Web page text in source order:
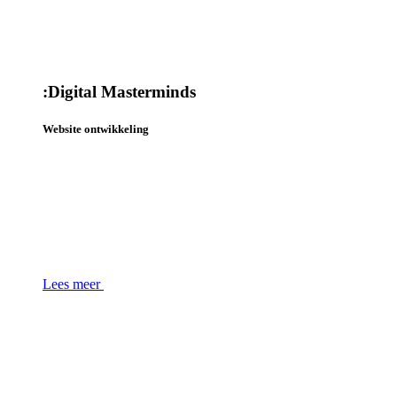
:Digital Masterminds
Website ontwikkeling
Lees meer